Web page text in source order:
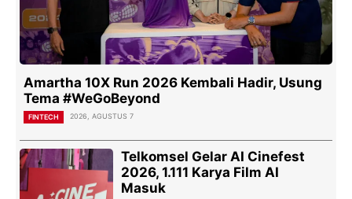
Amartha 10X Run 2026 Kembali Hadir, Usung
Tema #WeGoBeyond
FINTECH 2026, AGUSTUS 7
Telkomsel Gelar AI Cinefest
2026, 1.111 Karya Film AI
Masuk